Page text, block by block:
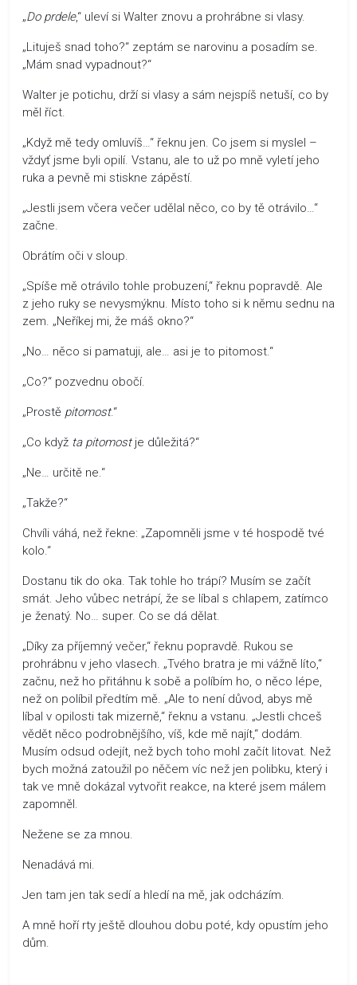
„Do prdele,“ uleví si Walter znovu a prohrábne si vlasy.
„Lituješ snad toho?“ zeptám se narovinu a posadím se.
„Mám snad vypadnout?“
Walter je potichu, drží si vlasy a sám nejspíš netuší, co by
měl říct.
„Když mě tedy omluvíš…“ řeknu jen. Co jsem si myslel –
vždyť jsme byli opilí. Vstanu, ale to už po mně vyletí jeho
ruka a pevně mi stiskne zápěstí.
„Jestli jsem včera večer udělal něco, co by tě otrávilo…“
začne.
Obrátím oči v sloup.
„Spíše mě otrávilo tohle probuzení,“ řeknu popravdě. Ale
z jeho ruky se nevysmýknu. Místo toho si k němu sednu na
zem. „Neříkej mi, že máš okno?“
„No… něco si pamatuji, ale… asi je to pitomost.“
„Co?“ pozvednu obočí.
„Prostě pitomost.“
„Co když ta pitomostje důležitá?“
„Ne… určitě ne.“
„Takže?“
Chvíli váhá, než řekne: „Zapomněli jsme v té hospodě tvé
kolo.“
Dostanu tik do oka. Tak tohle ho trápí? Musím se začít
smát. Jeho vůbec netrápí, že se líbal s chlapem, zatímco
je ženatý. No… super. Co se dá dělat.
„Díky za příjemný večer,“ řeknu popravdě. Rukou se
prohrábnu v jeho vlasech. „Tvého bratra je mi vážně líto,“
začnu, než ho přitáhnu k sobě a políbím ho, o něco lépe,
než on políbil předtím mě. „Ale to není důvod, abys mě
líbal v opilosti tak mizerně,“ řeknu a vstanu. „Jestli chceš
vědět něco podrobnějšího, víš, kde mě najít,“ dodám.
Musím odsud odejít, než bych toho mohl začít litovat. Než
bych možná zatoužil po něčem víc než jen polibku, který i
tak ve mně dokázal vytvořit reakce, na které jsem málem
zapomněl.
Nežene se za mnou.
Nenadává mi.
Jen tam jen tak sedí a hledí na mě, jak odcházím.
A mně hoří rty ještě dlouhou dobu poté, kdy opustím jeho
dům.